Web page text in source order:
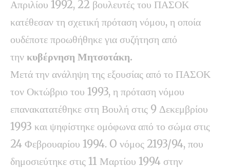
Απριλίου 1992, 22 βουλευτές του ΠΑΣΟΚ
κατέθεσαν τη σχετική πρόταση νόμου, η οποία
ουδέποτε προωθήθηκε για συζήτηση από
την κυβέρνηση Μητσοτάκη.
Μετά την ανάληψη της εξουσίας από το ΠΑΣΟΚ
τον Οκτώβριο του 1993, η πρόταση νόμου
επανακατατέθηκε στη Βουλή στις 9 Δεκεμβρίου
1993 και ψηφίστηκε ομόφωνα από το σώμα στις
24 Φεβρουαρίου 1994. O νόμος 2193/94, που
δημοσιεύτηκε στις 11 Μαρτίου 1994 στην